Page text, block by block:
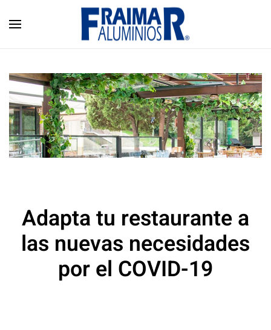
Skip to main content
Adapta tu restaurante a
las nuevas necesidades
por el COVID-19